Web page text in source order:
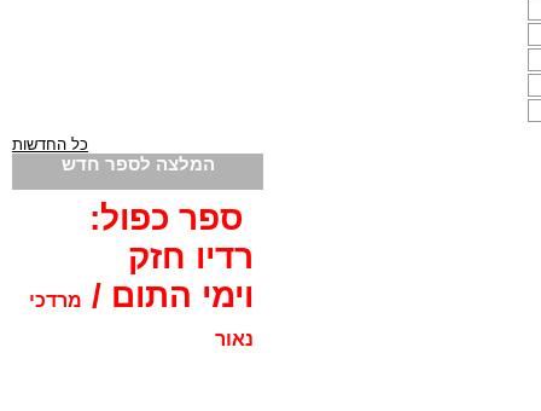
כל החדשות
המלצה לספר חדש
ספר כפול:
רדיו חזק
וימי התום / מרדכי
נאור